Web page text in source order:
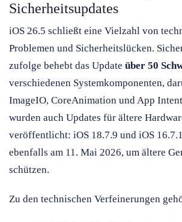
Sicherheitsupdates
iOS 26.5 schließt eine Vielzahl von
Problemen und Sicherheitslücken.
zufolge behebt das Update über 50
verschiedenen Systemkomponenten,
ImageIO, CoreAnimation und App
wurden auch Updates für ältere
veröffentlicht: iOS 18.7.9 und iOS
ebenfalls am 11. Mai 2026, um ältere
schützen.
Zu den technischen Verfeinerungen